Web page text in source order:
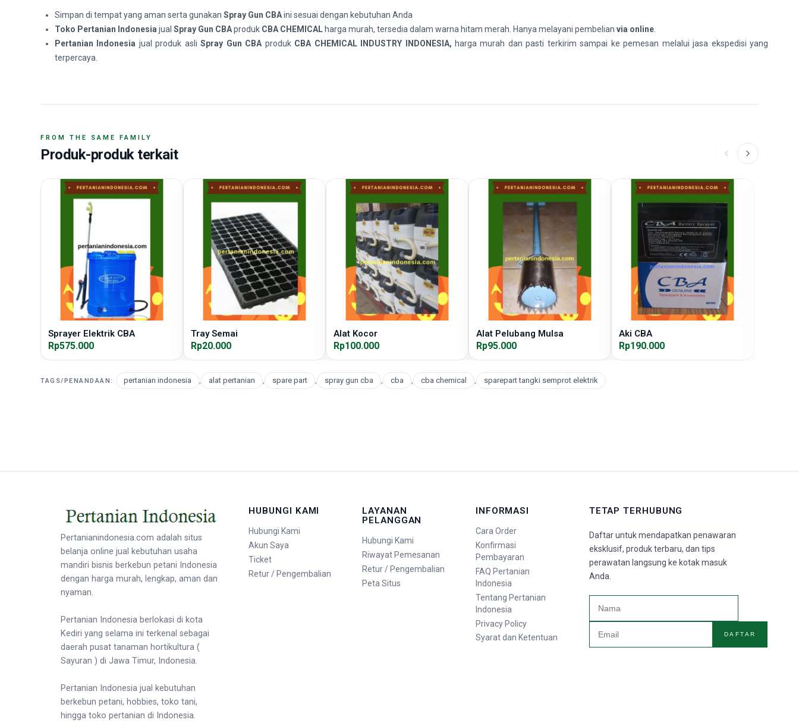
Simpan di tempat yang aman serta gunakan Spray Gun CBAini sesuai dengan kebutuhan Anda
Toko Pertanian Indonesia jual Spray Gun CBAproduk CBA CHEMICAL harga murah, tersedia dalam warna hitam merah. Hanya melayani pembelian via online
Pertanian Indonesia jual produk asliSpray Gun CBA produkCBA CHEMICAL INDUSTRY INDONESIA, harga murah dan pasti terkirim sampai ke pemesan melalui jasa ekspedisi yang
terpercaya.
FROM THE SAME FAMILY
Produk-produk terkait
Sprayer Elektrik CBA
Rp575.000
Tray Semai
Rp20.000
Alat Kocor
Rp100.000
Alat Pelubang Mulsa
Rp95.000
Aki CBA
Rp190.000
TAGS/PENANDAAN: pertanian indonesia , alat pertanian , spare part , spray gun cba , cba , cba chemical , sparepart tangki semprot elektrik
Pertanianindonesia.com adalah situs
belanja online jual kebutuhan usaha
mandiri bisnis berkebun petani Indonesia
dengan harga murah, lengkap, aman dan
nyaman.
Pertanian Indonesia berlokasi di kota
Kediri yang selama ini terkenal sebagai
daerah pusat tanaman hortikultura (
Sayuran ) di Jawa Timur, Indonesia.
Pertanian Indonesia jual kebutuhan
berkebun petani, hobbies, toko tani,
hingga toko pertanian di Indonesia.
HUBUNGI KAMI
Hubungi Kami
Akun Saya
Ticket
Retur / Pengembalian
LAYANAN
PELANGGAN
Hubungi Kami
Riwayat Pemesanan
Retur / Pengembalian
Peta Situs
INFORMASI
Cara Order
Konfirmasi
Pembayaran
FAQ Pertanian
Indonesia
Tentang Pertanian
Indonesia
Privacy Policy
Syarat dan Ketentuan
TETAP TERHUBUNG
Daftar untuk mendapatkan penawaran
eksklusif, produk terbaru, dan tips
perawatan langsung ke kotak masuk
Anda.
DAFTAR